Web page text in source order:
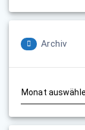
Archiv